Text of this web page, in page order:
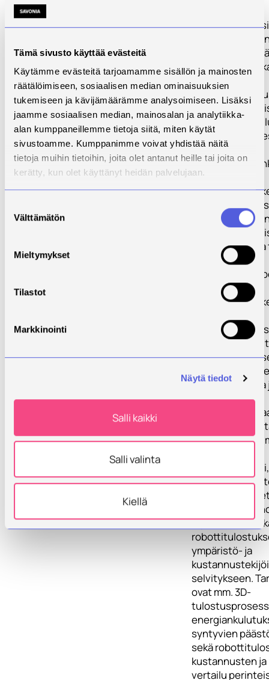
Tämä sivusto käyttää evästeitä
Käytämme evästeitä tarjoamamme sisällön ja mainosten
räätälöimiseen, sosiaalisen median ominaisuuksien
tukemiseen ja kävijämäärämme analysoimiseen. Lisäksi
jaamme sosiaalisen median, mainosalan ja analytiikka-
alan kumppaneillemme tietoja siitä, miten käytät
sivustoamme. Kumppanimme voivat yhdistää näitä
tietoja muihin tietoihin, joita olet antanut heille tai joita on
kerätty, kun olet käyttänyt heidän palvelujaan.
valinta
Välttämätön
Mieltymykset
Tilastot
Markkinointi
Näytä tiedot
Salli kaikki
Salli valinta
Kiellä
Muovin/
3D-
- Työpaketin
ja käyttöönotto,
kartoitus/
ja
TP2: Metallin
suorakerrostus
- Työpaketissa
sekä
kartoitukseen
TP3: Betonin
3D-tulostus
- Työpaketissa
käytettävyyttä,
hyödyntämistä
käyttökohteissa
potentiaalisia
testataan ja
soveltuvia
TP4: Raportointi,
kiertalous/
- Neljäs
projektin
raportointiin
ympäristö- ja
selvitykseen.
ovat mm. 3D-
syntyvien
sekä
kustannusten
vertailu